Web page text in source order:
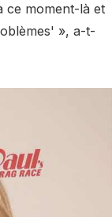
ce moment-là et
», a-t-